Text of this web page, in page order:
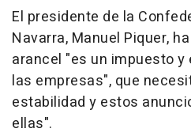
El presidente de la
Navarra, Manuel Piquer,
arancel "es un impuesto
las empresas", que
estabilidad y estos
ellas".